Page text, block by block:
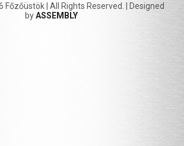
| All Rights Reserved. | Designed
byASSEMBLY